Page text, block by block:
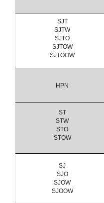
SJT
SJTW
SJTO
SJTOW
SJTOOW
HPN
ST
STW
STO
STOW
SJ
SJO
SJOW
SJOOW